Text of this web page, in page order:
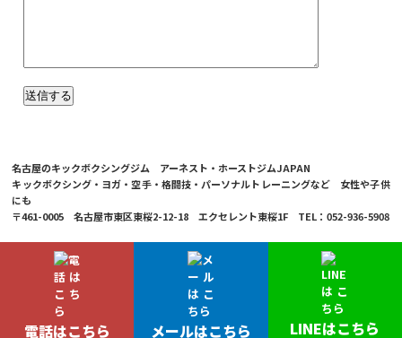
電話はこちら メールはこちら LINEはこちら
名古屋のキックボクシングジム アーネスト・ホーストジムJAPAN
キックボクシング・ヨガ・空手・格闘技・パーソナルトレーニングなど 女性や子供
にも
〒461-0005 名古屋市東区東桜2-12-18 エクセレント東桜1F TEL：052-936-5908
© 2026 Ernesto Hoost Gym Japan Co.,LTD.